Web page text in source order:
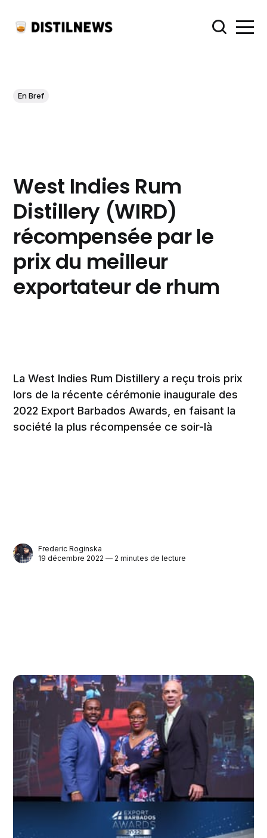
En Bref
West Indies Rum
Distillery (WIRD)
récompensée par le
prix du meilleur
exportateur de rhum
La West Indies Rum Distillery a reçu trois prix
lors de la récente cérémonie inaugurale des
2022 Export Barbados Awards, en faisant la
société la plus récompensée ce soir-là
Frederic Roginska
19 décembre 2022 — 2 minutes de lecture